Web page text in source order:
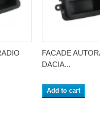
FACADE
DACIA...
Add to cart